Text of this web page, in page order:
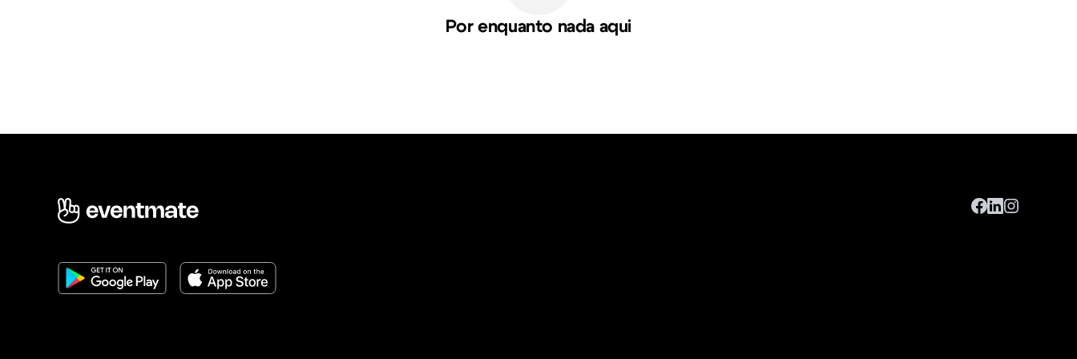
Por enquanto nada aqui